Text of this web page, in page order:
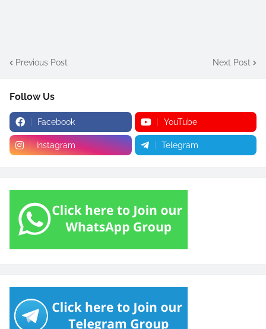
Previous Post Next Post
Follow Us
Facebook YouTube
Instagram Telegram